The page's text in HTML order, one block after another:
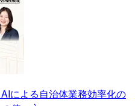
による自治体業務効率化の